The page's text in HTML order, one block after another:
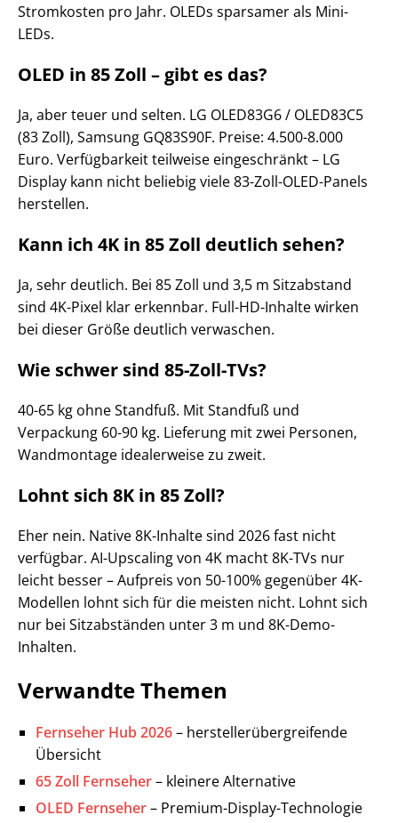
Stromkosten pro Jahr. OLEDs sparsamer als Mini-
LEDs.
OLED in 85 Zoll – gibt es das?
Ja, aber teuer und selten. LG OLED83G6 / OLED83C5
(83 Zoll), Samsung GQ83S90F. Preise: 4.500-8.000
Euro. Verfügbarkeit teilweise eingeschränkt – LG
Display kann nicht beliebig viele 83-Zoll-OLED-Panels
herstellen.
Kann ich 4K in 85 Zoll deutlich sehen?
Ja, sehr deutlich. Bei 85 Zoll und 3,5 m Sitzabstand
sind 4K-Pixel klar erkennbar. Full-HD-Inhalte wirken
bei dieser Größe deutlich verwaschen.
Wie schwer sind 85-Zoll-TVs?
40-65 kg ohne Standfuß. Mit Standfuß und
Verpackung 60-90 kg. Lieferung mit zwei Personen,
Wandmontage idealerweise zu zweit.
Lohnt sich 8K in 85 Zoll?
Eher nein. Native 8K-Inhalte sind 2026 fast nicht
verfügbar. AI-Upscaling von 4K macht 8K-TVs nur
leicht besser – Aufpreis von 50-100% gegenüber 4K-
Modellen lohnt sich für die meisten nicht. Lohnt sich
nur bei Sitzabständen unter 3 m und 8K-Demo-
Inhalten.
Verwandte Themen
Fernseher Hub 2026– herstellerübergreifende
Übersicht
65 Zoll Fernseher– kleinere Alternative
OLED Fernseher– Premium-Display-Technologie